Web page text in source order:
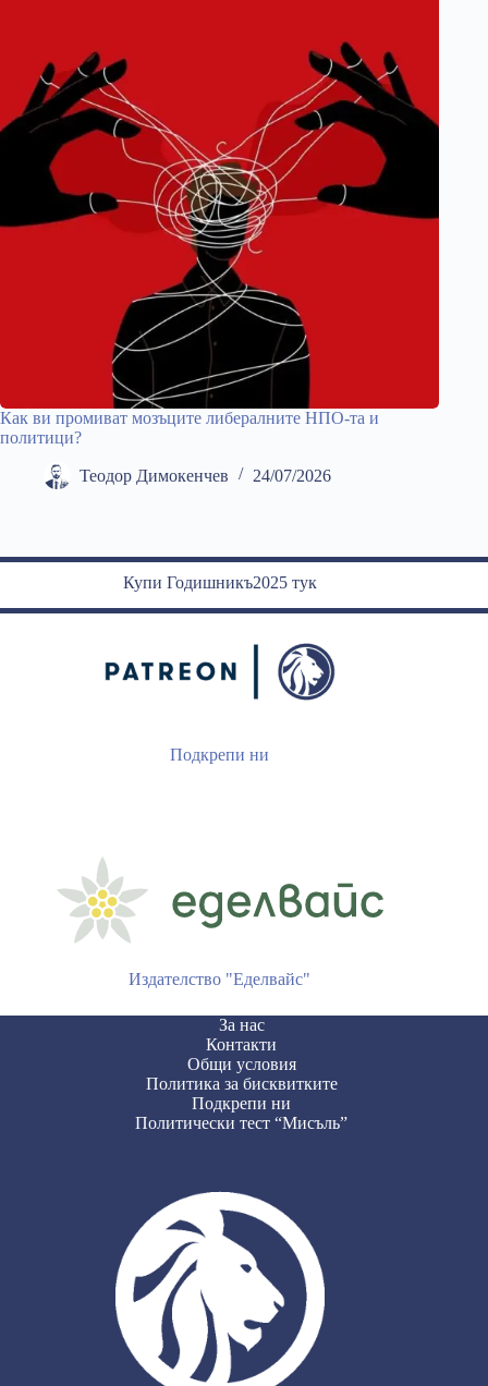
Как ви промиват мозъците либералните НПО-та и
политици?
Теодор Димокенчев 24/07/2026
Купи Годишникъ2025 тук
Подкрепи ни
Издателство "Еделвайс"
За нас
Контакти
Общи условия
Политика за бисквитките
Подкрепи ни
Политически тест “Мисъль”